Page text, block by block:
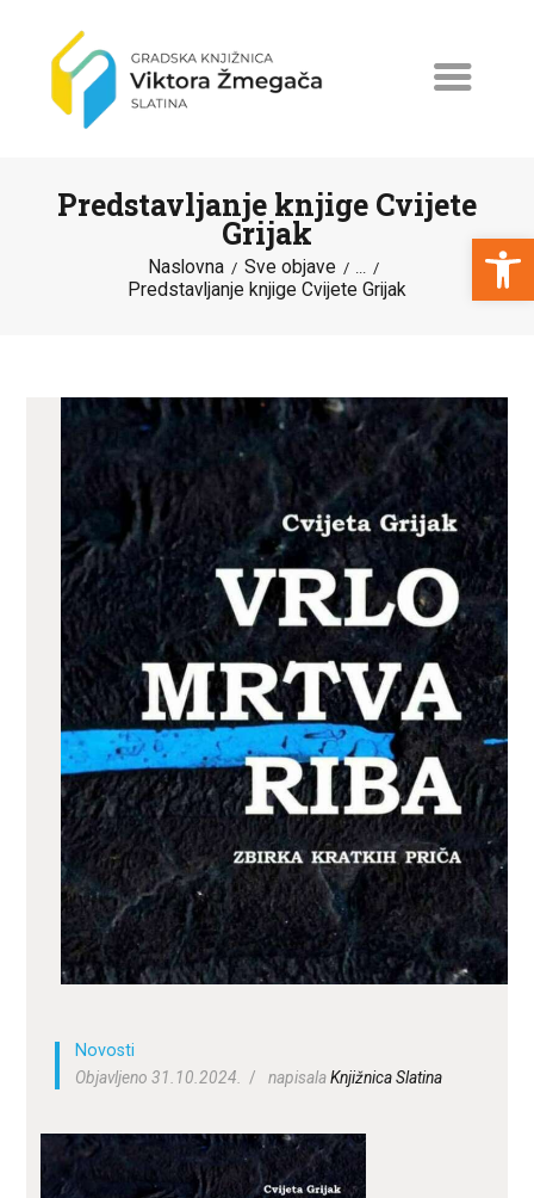
Open toolbar
Predstavljanje knjige Cvijete
Grijak
Naslovna Sve objave ...
Predstavljanje knjige Cvijete Grijak
NASLOVNA
PROGRAMI I PROJEKTI
KATALOG
O KNJIŽNICI
ZA KORISNIKE
ODJELI
DOKUMENTI
KONTAKT
Novosti
Objavljeno 31.10.2024.
napisalaKnjižnica Slatina